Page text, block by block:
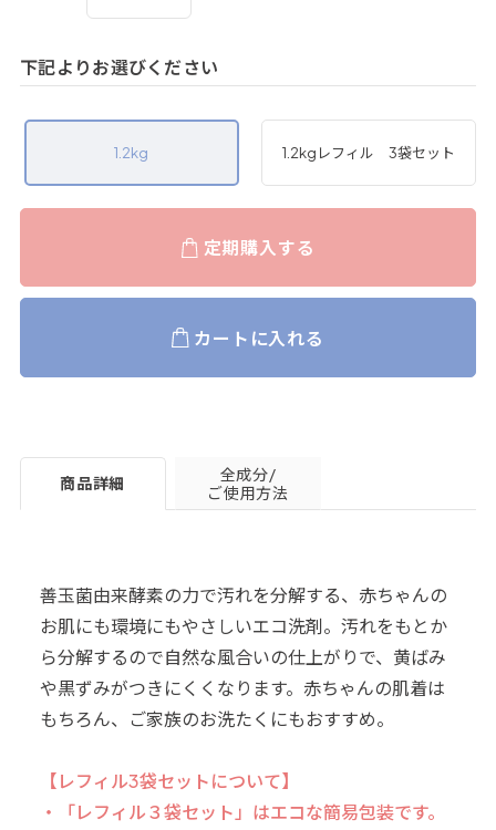
下記よりお選びください
1.2kg 1.2kgレフィル 3袋セット
定期購入する
カートに入れる
商品詳細
全成分/
ご使用方法
善玉菌由来酵素の力で汚れを分解する、赤ちゃんの
お肌にも環境にもやさしいエコ洗剤。汚れをもとか
ら分解するので自然な風合いの仕上がりで、黄ばみ
や黒ずみがつきにくくなります。赤ちゃんの肌着は
もちろん、ご家族のお洗たくにもおすすめ。
【レフィル3袋セットについて】
・「レフィル３袋セット」はエコな簡易包装です。